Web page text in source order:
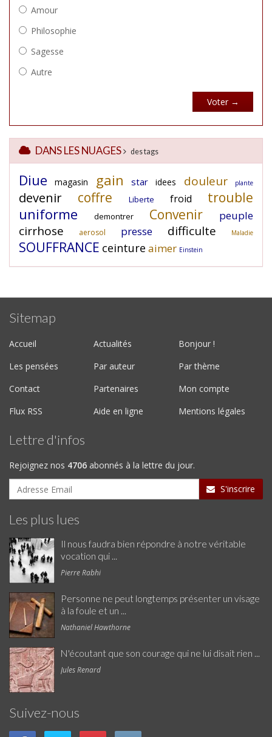
DANS LES NUAGES des tags
Diue magasin gain star idees douleur plante
devenir coffre Liberte froid trouble
uniforme demontrer Convenir peuple
cirrhose aerosol presse difficulte Maladie
SOUFFRANCE ceinture aimer Einstein
Sitemap
Accueil Actualités
Bonjour !
Les pensées
Par auteur
Par thème
Contact
Partenaires
Mon compte
Flux RSS
Aide en ligne Mentions légales
Lettre d'infos
Rejoignez nos 4706 abonnés à la lettre du jour.
S'inscrire
Les plus lues
Il nous faudra bien répondre à notre véritable
vocation qui ...
Pierre Rabhi
Personne ne peut longtemps présenter un visage
à la foule et un ...
Nathaniel Hawthorne
N'écoutant que son courage qui ne lui disait rien ...
Jules Renard
Suivez-nous